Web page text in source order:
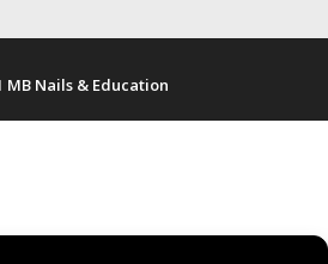
MB Nails & Education